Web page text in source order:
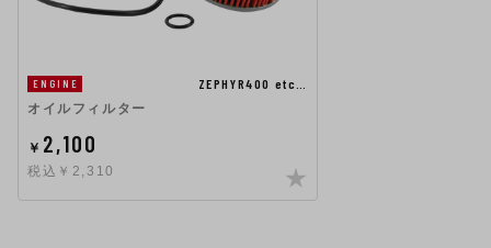
ENGINE
ZEPHYR400 etc…
オイルフィルター
￥ 2,100
税込￥2,310